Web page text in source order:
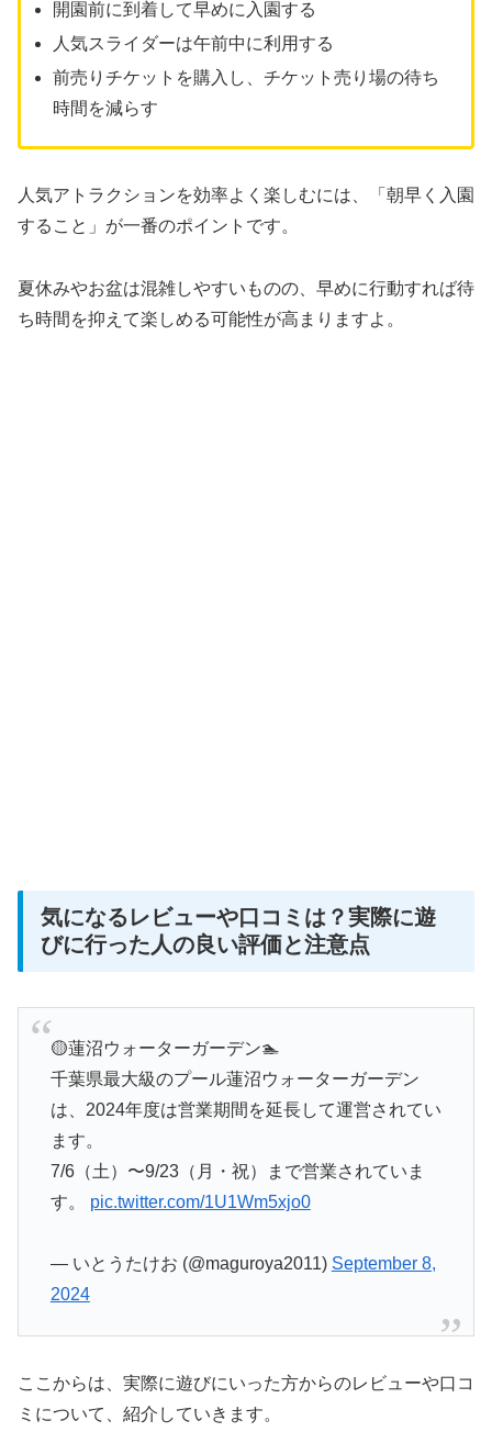
開園前に到着して早めに入園する
人気スライダーは午前中に利用する
前売りチケットを購入し、チケット売り場の待ち
時間を減らす
人気アトラクションを効率よく楽しむには、「朝早く入園
すること」が一番のポイントです。
夏休みやお盆は混雑しやすいものの、早めに行動すれば待
ち時間を抑えて楽しめる可能性が高まりますよ。
気になるレビューや口コミは？実際に遊
びに行った人の良い評価と注意点
🟡蓮沼ウォーターガーデン🏊
千葉県最大級のプール蓮沼ウォーターガーデン
は、2024年度は営業期間を延長して運営されてい
ます。
7/6（土）〜9/23（月・祝）まで営業されていま
す。 pic.twitter.com/1U1Wm5xjo0
— いとうたけお (@maguroya2011) September 8,
2024
ここからは、実際に遊びにいった方からのレビューや口コ
ミについて、紹介していきます。